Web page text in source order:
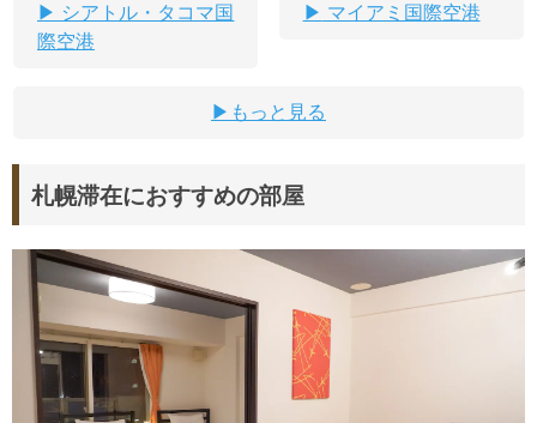
シアトル・タコマ国
際空港
マイアミ国際空港
もっと見る
札幌滞在におすすめの部屋